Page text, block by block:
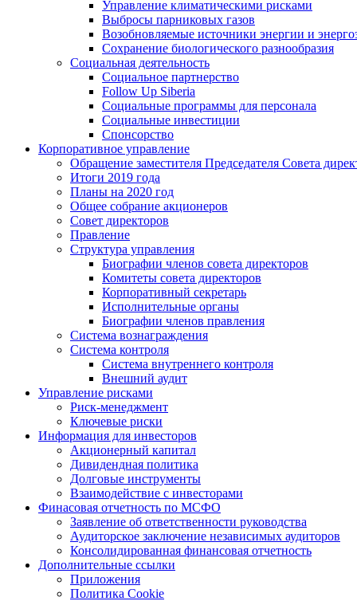
Управление климатическими рисками
Выбросы парниковых газов
Возобновляемые источники энергии и
Сохранение биологического разнообразия
Социальная деятельность
Социальное партнерство
Follow Up Siberia
Социальные программы для персонала
Социальные инвестиции
Спонсорство
Корпоративное управление
Обращение заместителя Председателя Совета
Итоги 2019 года
Планы на 2020 год
Общее собрание акционеров
Совет директоров
Правление
Структура управления
Биографии членов совета директоров
Комитеты совета директоров
Корпоративный секретарь
Исполнительные органы
Биографии членов правления
Система вознаграждения
Система контроля
Система внутреннего контроля
Внешний аудит
Управление рисками
Риск-менеджмент
Ключевые риски
Информация для инвесторов
Акционерный капитал
Дивидендная политика
Долговые инструменты
Взаимодействие с инвеcторами
Финасовая отчетность по МСФО
Заявление об ответственности руководства
Аудиторское заключение независимых аудиторов
Консолидированная финансовая отчетность
Дополнительные ссылки
Приложения
Политика Cookie